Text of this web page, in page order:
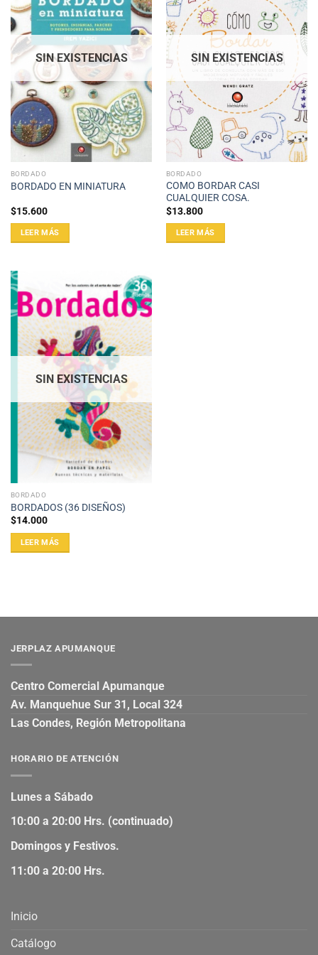
SIN EXISTENCIAS
BORDADO
BORDADO EN MINIATURA
$15.600
LEER MÁS
SIN EXISTENCIAS
BORDADO
COMO BORDAR CASI
CUALQUIER COSA.
$13.800
LEER MÁS
SIN EXISTENCIAS
BORDADO
BORDADOS (36 DISEÑOS)
$14.000
LEER MÁS
JERPLAZ APUMANQUE
Centro Comercial Apumanque
Av. Manquehue Sur 31, Local 324
Las Condes, Región Metropolitana
HORARIO DE ATENCIÓN
Lunes a Sábado
10:00 a 20:00 Hrs. (continuado)
Domingos y Festivos.
11:00 a 20:00 Hrs.
Inicio
Catálogo